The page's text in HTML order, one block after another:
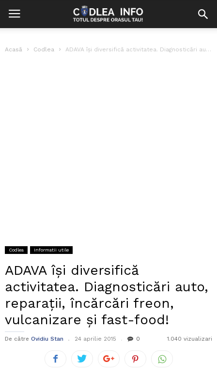
Acasă Codlea ADAVA își diversifică activitatea. Diagnosticări auto, reparații, încărcări freon, vulcanizare și fast-food!
Codlea Informatii utile
ADAVA își diversifică
activitatea. Diagnosticări auto,
reparații, încărcări freon,
vulcanizare și fast-food!
De către Ovidiu Stan 24 aprilie 2015 0 1.040 vizualizari